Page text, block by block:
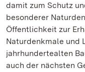
damit zum Schutz
besonderer
Öffentlichkeit zur
Naturdenkmale und
jahrhundertealten
auch der nächsten